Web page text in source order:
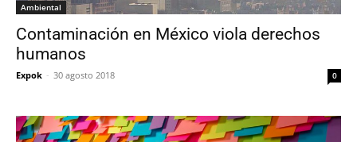
Ambiental
Contaminación en México viola derechos
humanos
Expok - 30 agosto 2018 0